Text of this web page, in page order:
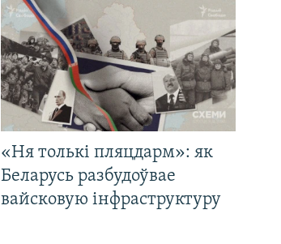
«Ня толькі пляцдарм»: як
Беларусь разбудоўвае
вайсковую інфраструктуру